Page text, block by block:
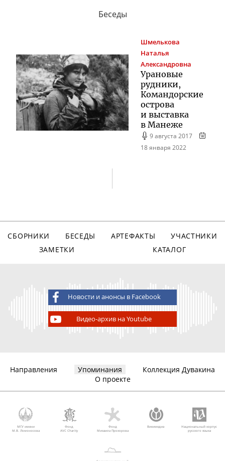
Беседы
Шмелькова
Наталья
Александровна
Урановые
рудники,
Командорские
острова
и выставка
в Манеже
9 августа 2017
18 января 2022
СБОРНИКИ БЕСЕДЫ АРТЕФАКТЫ
УЧАСТНИКИ
ЗАМЕТКИ
КАТАЛОГ
Новости и анонсы в Facebook
Видео-архив на Youtube
Направления Упоминания
Коллекция Дувакина
О проекте
МГУ имени
М.В. Ломоносова
Фонд
AVC Charity
Фонд
Михаила Прохорова
Викимедиа
Национальный корпус
русского языка